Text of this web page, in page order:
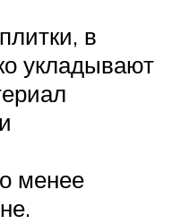
в
укладывают
менее